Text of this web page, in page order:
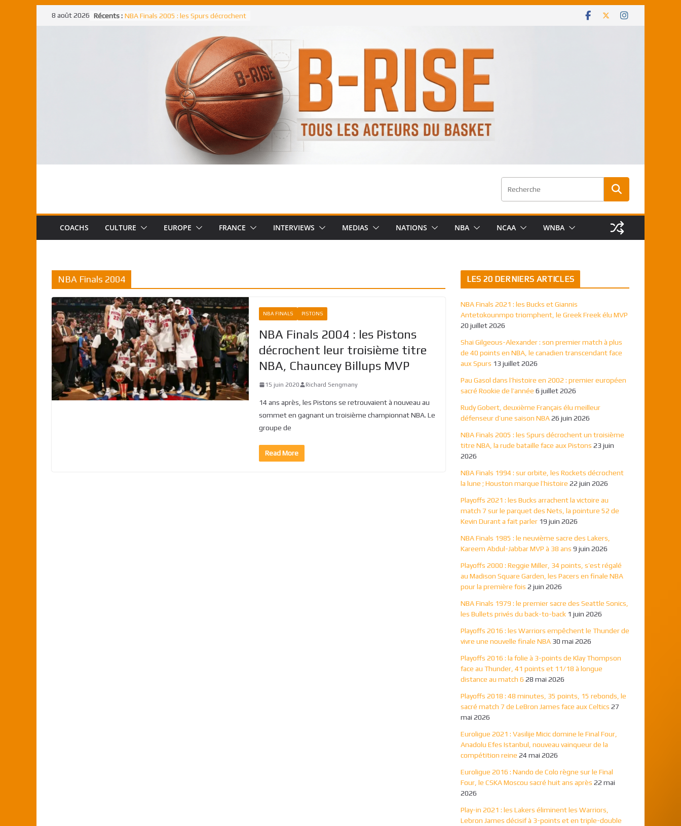
Passer8 août 2026 Récents : NBA Finals 2005 : les Spurs décrochent
NBA Finals 2021 : les Bucks et Giannis
Antetokounmpo triomphent, le Greek
Shai Gilgeous-Alexander : son premier
match à plus de 40 points en NBA, le
canadien transcendant face aux Spurs
Pau Gasol dans l’histoire en 2002 :
premier européen sacré Rookie de
Rudy Gobert, deuxième Français élu
meilleur défenseur d’une saison NBA
COACHS CULTURE EUROPE FRANCE INTERVIEWS MEDIAS NATIONS NBA NCAA WNBA
NBA Finals 2004
NBA FINALS PISTONS
NBA Finals 2004 : les Pistons
décrochent leur troisième titre
NBA, Chauncey Billups MVP
15 juin 2020 Richard Sengmany
14 ans après, les Pistons se retrouvaient à nouveau au
sommet en gagnant un troisième championnat NBA. Le
groupe de
Read More
LES 20 DERNIERS ARTICLES
NBA Finals 2021 : les Bucks et Giannis
Antetokounmpo triomphent, le Greek Freek élu MVP
20 juillet 2026
Shai Gilgeous-Alexander : son premier match à plus
de 40 points en NBA, le canadien transcendant face
aux Spurs 13 juillet 2026
Pau Gasol dans l’histoire en 2002 : premier européen
sacré Rookie de l’année 6 juillet 2026
Rudy Gobert, deuxième Français élu meilleur
défenseur d’une saison NBA26 juin 2026
NBA Finals 2005 : les Spurs décrochent un troisième
titre NBA, la rude bataille face aux Pistons 23 juin
2026
NBA Finals 1994 : sur orbite, les Rockets décrochent
la lune ; Houston marque l’histoire 22 juin 2026
Playoffs 2021 : les Bucks arrachent la victoire au
match 7 sur le parquet des Nets, la pointure 52 de
Kevin Durant a fait parler 19 juin 2026
NBA Finals 1985 : le neuvième sacre des Lakers,
Kareem Abdul-Jabbar MVP à 38 ans 9 juin 2026
Playoffs 2000 : Reggie Miller, 34 points, s’est régalé
au Madison Square Garden, les Pacers en finale NBA
pour la première fois 2 juin 2026
NBA Finals 1979 : le premier sacre des Seattle Sonics,
les Bullets privés du back-to-back 1 juin 2026
Playoffs 2016 : les Warriors empêchent le Thunder de
vivre une nouvelle finale NBA 30 mai 2026
Playoffs 2016 : la folie à 3-points de Klay Thompson
face au Thunder, 41 points et 11/18 à longue
distance au match 6 28 mai 2026
Playoffs 2018 : 48 minutes, 35 points, 15 rebonds, le
sacré match 7 de LeBron James face aux Celtics 27
mai 2026
Euroligue 2021 : Vasilije Micic domine le Final Four,
Anadolu Efes Istanbul, nouveau vainqueur de la
compétition reine 24 mai 2026
Euroligue 2016 : Nando de Colo règne sur le Final
Four, le CSKA Moscou sacré huit ans après 22 mai
2026
Play-in 2021 : les Lakers éliminent les Warriors,
Lebron James décisif à 3-points et en triple-double